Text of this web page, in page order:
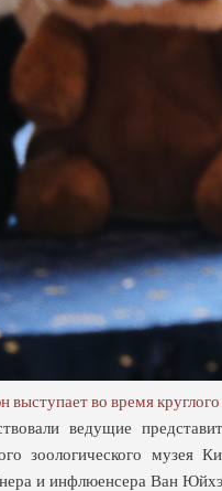
во время
ведущие
зоологического музея
и инфлюенсера Ван